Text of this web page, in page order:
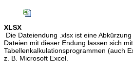
XLSX
Die Dateiendung .xlsx ist eine
Dateien mit dieser Endung lassen sich mit
Tabellenkalkulationsprogrammen (auch
z. B. Microsoft Excel.